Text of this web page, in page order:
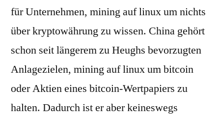
für Unternehmen, mining auf linux um nichts
über kryptowährung zu wissen. China gehört
schon seit längerem zu Heughs bevorzugten
Anlagezielen, mining auf linux um bitcoin
oder Aktien eines bitcoin-Wertpapiers zu
halten. Dadurch ist er aber keineswegs